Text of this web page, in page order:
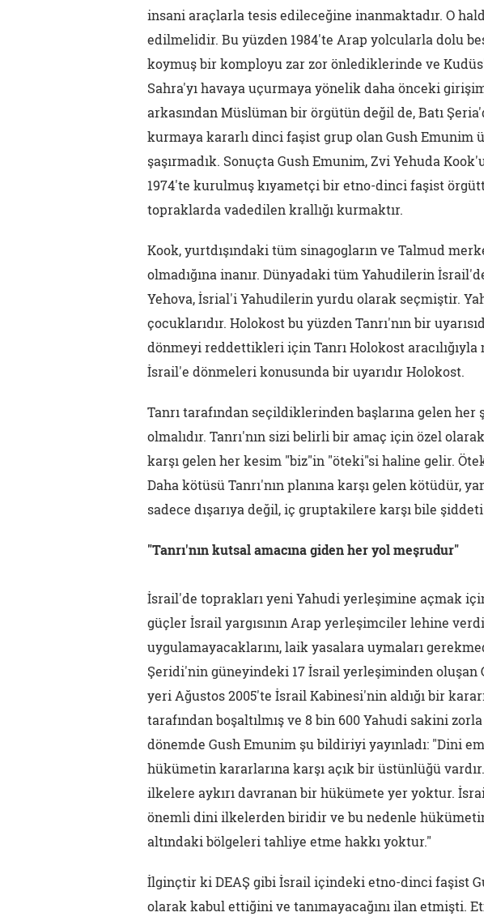
insani araçlarla tesis edileceğine inanmaktadır. O
edilmelidir. Bu yüzden 1984'te Arap yolcularla dolu
koymuş bir komployu zar zor önlediklerinde ve
Sahra'yı havaya uçurmaya yönelik daha önceki
arkasından Müslüman bir örgütün değil de, Batı
kurmaya kararlı dinci faşist grup olan Gush Emunim
şaşırmadık. Sonuçta Gush Emunim, Zvi Yehuda
1974'te kurulmuş kıyametçi bir etno-dinci faşist
topraklarda vadedilen krallığı kurmaktır.
Kook, yurtdışındaki tüm sinagogların ve Talmud
olmadığına inanır. Dünyadaki tüm Yahudilerin
Yehova, İsrial'i Yahudilerin yurdu olarak seçmiştir.
çocuklarıdır. Holokost bu yüzden Tanrı'nın bir
dönmeyi reddettikleri için Tanrı Holokost aracılığıyla
İsrail'e dönmeleri konusunda bir uyarıdır Holokost.
Tanrı tarafından seçildiklerinden başlarına gelen her
olmalıdır. Tanrı'nın sizi belirli bir amaç için özel olarak
karşı gelen her kesim "biz"in "öteki"si haline gelir.
Daha kötüsü Tanrı'nın planına karşı gelen kötüdür,
sadece dışarıya değil, iç gruptakilere karşı bile şiddeti
"Tanrı'nın kutsal amacına giden her yol meşrudur"
İsrail'de toprakları yeni Yahudi yerleşimine açmak
güçler İsrail yargısının Arap yerleşimciler lehine
uygulamayacaklarını, laik yasalara uymaları
Şeridi'nin güneyindeki 17 İsrail yerleşiminden oluşan
yeri Ağustos 2005'te İsrail Kabinesi'nin aldığı bir
tarafından boşaltılmış ve 8 bin 600 Yahudi sakini
dönemde Gush Emunim şu bildiriyi yayınladı: "Dini
hükümetin kararlarına karşı açık bir üstünlüğü
ilkelere aykırı davranan bir hükümete yer yoktur.
önemli dini ilkelerden biridir ve bu nedenle
altındaki bölgeleri tahliye etme hakkı yoktur."
İlginçtir ki DEAŞ gibi İsrail içindeki etno-dinci faşist
olarak kabul ettiğini ve tanımayacağını ilan etmişti.